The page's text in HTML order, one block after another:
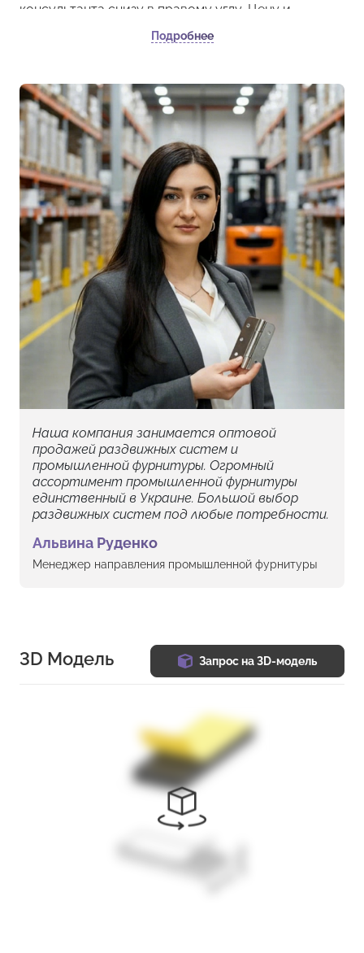
консультанта снизу в правому углу. Цену и
Подробнее
Наша компания занимается оптовой
продажей раздвижных систем и
промышленной фурнитуры. Огромный
ассортимент промышленной фурнитуры
единственный в Украине. Большой выбор
раздвижных систем под любые потребности.
Альвина Руденко
Менеджер направления промышленной фурнитуры
3D Модель Запрос на 3D-модель